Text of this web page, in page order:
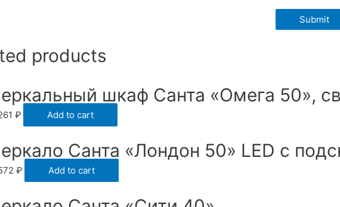
products
шкаф Санта «Омега 50»,
₽ Add to cart
Санта «Лондон 50» LED с
₽ Add to cart